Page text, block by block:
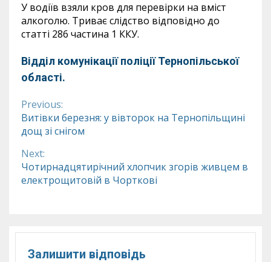
У водіїв взяли кров для перевірки на вміст
алкоголю. Триває слідство відповідно до
статті 286 частина 1 ККУ.
Відділ комунікації поліції Тернопільської
області.
Continue
Reading
Previous:
Витівки березня: у вівторок на Тернопільщині
дощ зі снігом
Next:
Чотирнадцятирічний хлопчик згорів живцем в
електрощитовій в Чорткові
Залишити відповідь